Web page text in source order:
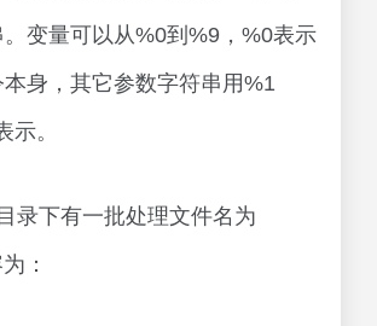
。变量可以从%0到%9，%0表示
身，其它参数字符串用%1
示。
录下有一批处理文件名为
：